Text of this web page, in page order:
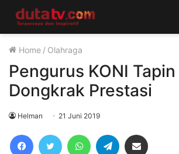
Home / Olahraga
Pengurus KONI
Dongkrak Prestasi
Helman 21 Juni 2019
FacebookTwitter WhatsAppTelegram